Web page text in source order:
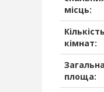
місць:
Кількість
кімнат:
Загальна
площа: